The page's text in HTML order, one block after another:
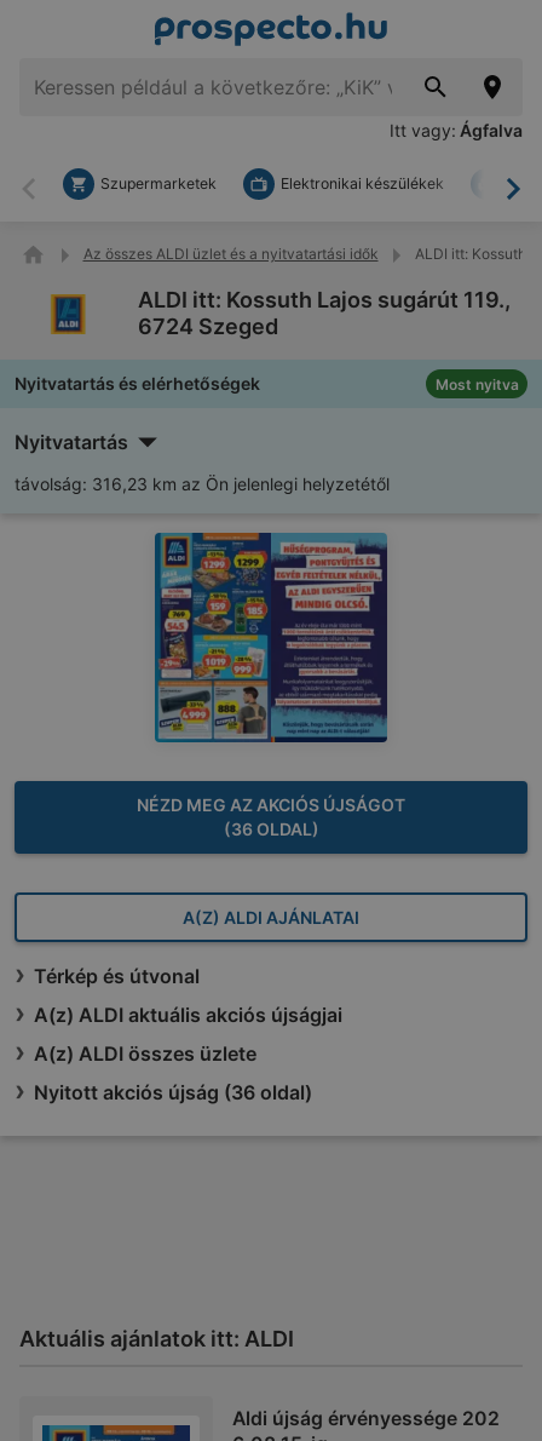
Itt vagy: Ágfalva
Vissza
Szupermarketek Elektronikai készülékek
Az összes ALDI üzlet és a nyitvatartási idők ALDI itt: Kossuth
ALDI itt: Kossuth Lajos sugárút 119.,
6724 Szeged
Nyitvatartás és elérhetőségek Most nyitva
Nyitvatartás
távolság: 316,23 km az Ön jelenlegi helyzetétől
NÉZD MEG AZ AKCIÓS ÚJSÁGOT
(36 OLDAL)
A(Z) ALDI AJÁNLATAI
Térkép és útvonal
A(z) ALDI aktuális akciós újságjai
A(z) ALDI összes üzlete
Nyitott akciós újság (36 oldal)
Aktuális ajánlatok itt: ALDI
Aldi újság érvényessége 202